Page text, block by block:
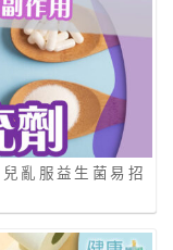
亂服益生菌易招